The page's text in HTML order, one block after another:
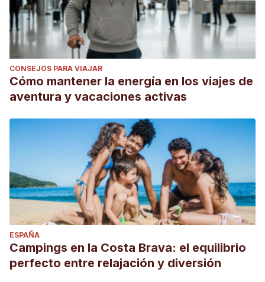
CONSEJOS PARA VIAJAR
Cómo mantener la energía en los viajes de
aventura y vacaciones activas
ESPAÑA
Campings en la Costa Brava: el equilibrio
perfecto entre relajación y diversión